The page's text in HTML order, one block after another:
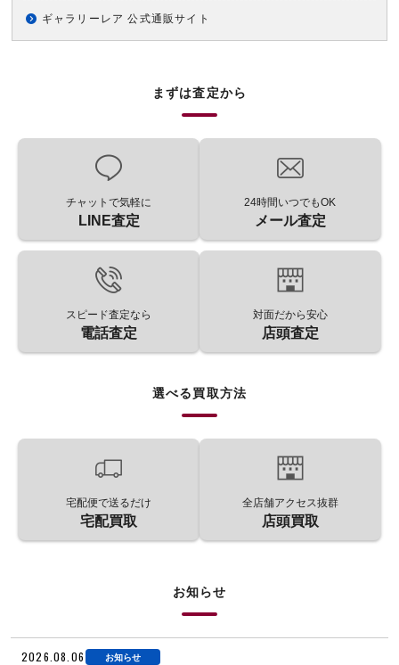
ギャラリーレア 公式通販サイト
まずは査定から
チャットで気軽に
LINE査定
24時間いつでもOK
メール査定
スピード査定なら
電話査定
対面だから安心
店頭査定
選べる買取方法
宅配便で送るだけ
宅配買取
全店舗アクセス抜群
店頭買取
お知らせ
2026.08.06 お知らせ